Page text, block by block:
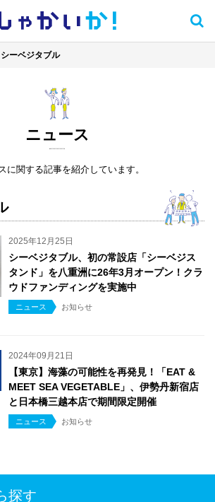
ゃかい か！
シーベジタブル
ニュース
に関する記事を紹介しています。
2025年12月25日
シーベジタブル、初の常設店「シーベジス
タンド」を八重洲に26年3月オープン！クラ
ウドファンディングを実施中
ニュース お知らせ
2024年09月21日
【東京】海藻の可能性を再発見！「EAT &
MEET SEA VEGETABLE」、伊勢丹新宿店
と日本橋三越本店で期間限定開催
ニュース お知らせ
探す